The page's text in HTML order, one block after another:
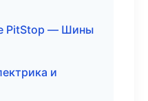
PitStop — Шины
и